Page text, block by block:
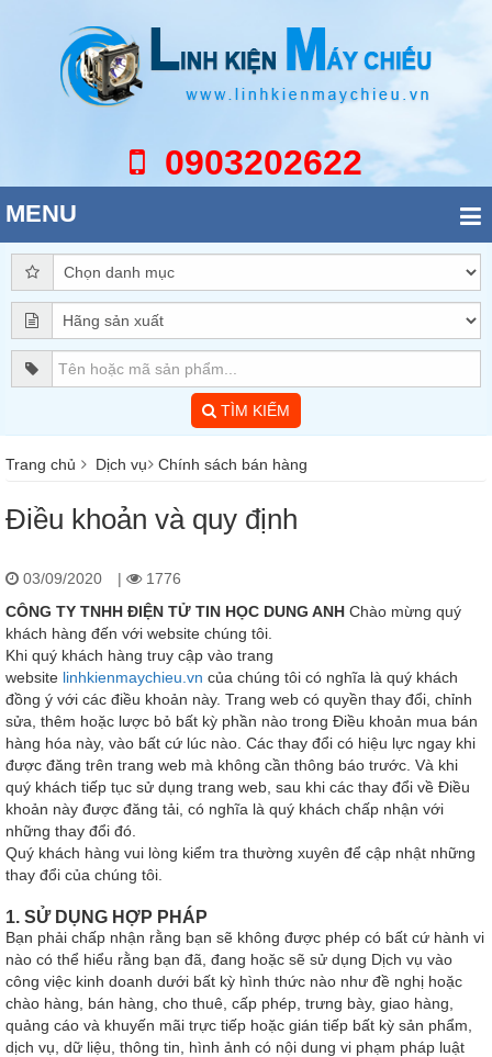
0903202622
MENU
TÌM KIẾM
Trang chủ Dịch vụ Chính sách bán hàng
Điều khoản và quy định
03/09/2020 |
1776
CÔNG TY TNHH ĐIỆN TỬ TIN HỌC DUNG ANH Chào mừng quý
khách hàng đến với website chúng tôi.
Khi quý khách hàng truy cập vào trang
website linhkienmaychieu.vn của chúng tôi có nghĩa là quý khách
đồng ý với các điều khoản này. Trang web có quyền thay đổi, chỉnh
sửa, thêm hoặc lược bỏ bất kỳ phần nào trong Điều khoản mua bán
hàng hóa này, vào bất cứ lúc nào. Các thay đổi có hiệu lực ngay khi
được đăng trên trang web mà không cần thông báo trước. Và khi
quý khách tiếp tục sử dụng trang web, sau khi các thay đổi về Điều
khoản này được đăng tải, có nghĩa là quý khách chấp nhận với
những thay đổi đó.
Quý khách hàng vui lòng kiểm tra thường xuyên để cập nhật những
thay đổi của chúng tôi.
1. SỬ DỤNG HỢP PHÁP
Bạn phải chấp nhận rằng bạn sẽ không được phép có bất cứ hành vi
nào có thể hiểu rằng bạn đã, đang hoặc sẽ sử dụng Dịch vụ vào
công việc kinh doanh dưới bất kỳ hình thức nào như đề nghị hoặc
chào hàng, bán hàng, cho thuê, cấp phép, trưng bày, giao hàng,
quảng cáo và khuyến mãi trực tiếp hoặc gián tiếp bất kỳ sản phẩm,
dịch vụ, dữ liệu, thông tin, hình ảnh có nội dung vi phạm pháp luật